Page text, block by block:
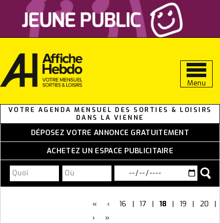
Menu
VOTRE AGENDA MENSUEL DES SORTIES & LOISIRS
DANS LA VIENNE
DÉPOSEZ VOTRE ANNONCE GRATUITEMENT
ACHETEZ UN ESPACE PUBLICITAIRE
« ‹ 16 | 17 | 18 | 19 | 20
|
›
»